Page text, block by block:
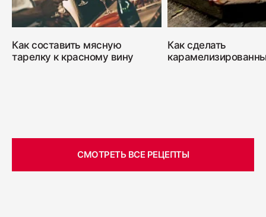
Как составить мясную
тарелку к красному вину
Как сделать
СМОТРЕТЬ ВСЕ РЕЦЕПТЫ